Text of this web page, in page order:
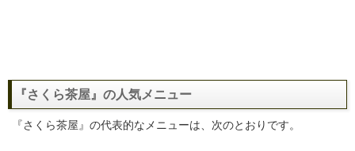
『さくら茶屋』の人気メニュー
『さくら茶屋』の代表的なメニューは、次のとおりです。